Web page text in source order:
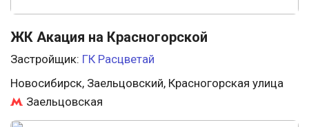
ЖК Акация на Красногорской
Застройщик: ГК Расцветай
Новосибирск, Заельцовский, Красногорская улица
Заельцовская